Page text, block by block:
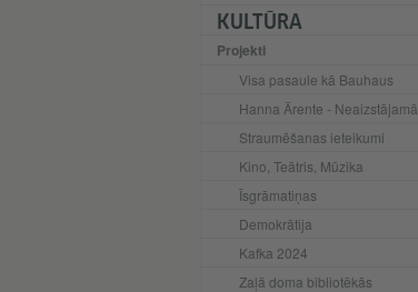
KULTŪRA
Projekti
Visa pasaule kā Bauhaus
Hanna Ārente - Neaizstājamā
Straumēšanas ieteikumi
Kino, Teātris, Mūzika
Īsgrāmatiņas
Demokrātija
Kafka 2024
Zaļā doma bibliotēkās